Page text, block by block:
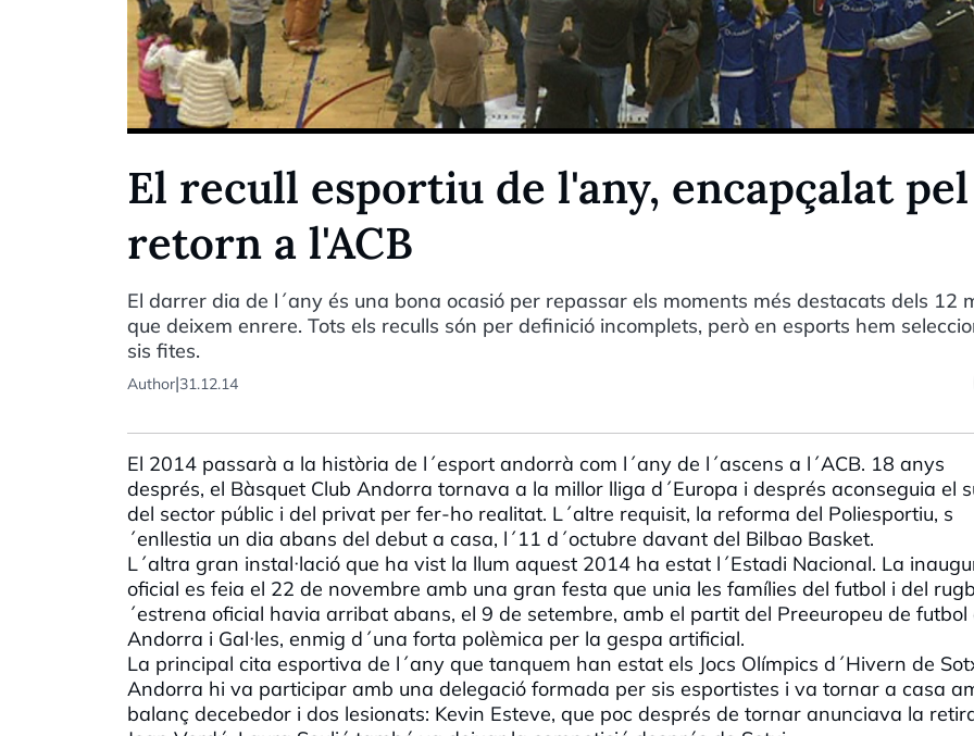
El recull esportiu de l'any, encapçalat pel
retorn a l'ACB
El darrer dia de l´any és una bona ocasió per repassar els moments més destacats dels 12
que deixem enrere. Tots els reculls són per definició incomplets, però en esports hem
sis fites.
Author|31.12.14
El 2014 passarà a la història de l´esport andorrà com l´any de l´ascens a l´ACB. 18 anys
després, el Bàsquet Club Andorra tornava a la millor lliga d´Europa i després aconseguia el
del sector públic i del privat per fer-ho realitat. L´altre requisit, la reforma del Poliesportiu, s
´enllestia un dia abans del debut a casa, l´11 d´octubre davant del Bilbao Basket.
L´altra gran instal·lació que ha vist la llum aquest 2014 ha estat l´Estadi Nacional. La
oficial es feia el 22 de novembre amb una gran festa que unia les famílies del futbol i del
´estrena oficial havia arribat abans, el 9 de setembre, amb el partit del Preeuropeu de futbol
Andorra i Gal·les, enmig d´una forta polèmica per la gespa artificial.
La principal cita esportiva de l´any que tanquem han estat els Jocs Olímpics d´Hivern de
Andorra hi va participar amb una delegació formada per sis esportistes i va tornar a casa
balanç decebedor i dos lesionats: Kevin Esteve, que poc després de tornar anunciava la